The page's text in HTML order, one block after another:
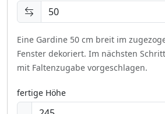
Eine Gardine 50 cm breit im
Fenster dekoriert. Im nächsten
mit Faltenzugabe vorgeschlagen.
fertige Höhe